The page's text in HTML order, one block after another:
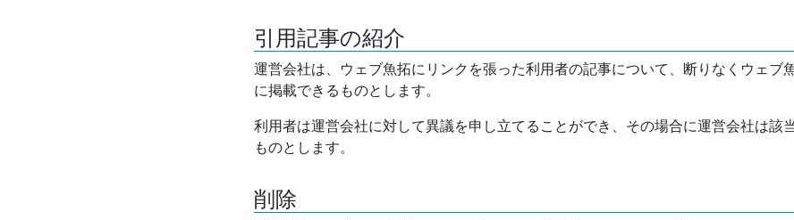
引用記事の紹介
運営会社は、ウェブ魚拓にリンクを張った利用者の記事について、断りなくウェブ
に掲載できるものとします。
利用者は運営会社に対して異議を申し立てることができ、その場合に運営会社は該
ものとします。
削除